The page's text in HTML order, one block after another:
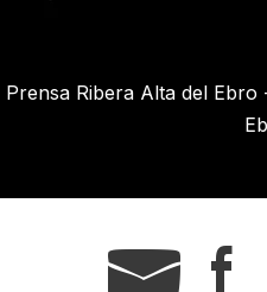
Prensa Ribera Alta del Ebro
g s